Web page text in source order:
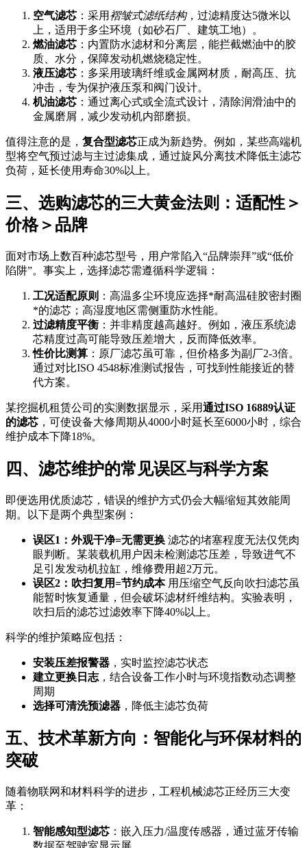
空气滤芯 ：采用 褶皱式滤纸结构，过滤精度达5微米以
上，适用于多尘环境（如砂石厂、建筑工地）。
燃油滤芯 ：内置防水滤材和分离层，能拦截燃油中的胶
质、水分，保障发动机燃烧稳定性。
液压滤芯 ：多采用玻璃纤维或金属网材质，耐高压、抗
冲击，专为保护液压泵和阀门设计。
机油滤芯 ：通过离心式或全流式设计，清除润滑油中的
金属磨屑，减少发动机内部磨损。
值得注意的是， 复合型滤芯正成为新趋势。例如，某些高端机
型将空气预过滤与主过滤集成，通过旋风分离技术降低主滤芯
负荷，延长使用寿命30%以上。
三、选购滤芯的三大黄金法则：适配性＞
价格＞品牌
面对市场上数百种滤芯型号，用户常陷入“品牌崇拜”或“低价
陷阱”。事实上，选择滤芯需遵循科学逻辑：
工况适配原则 ：高温多尘环境应选择*耐高温硅胶密封圈
*的滤芯；高湿度地区需侧重防水性能。
过滤精度平衡 ：并非精度越高越好。例如，液压系统滤
芯精度过高可能导致压差增大，反而降低效率。
性价比测算 ：原厂滤芯虽可靠，但价格多为副厂2-3倍。
通过对比ISO 4548标准测试报告，可找到性能接近的替
代方案。
某挖掘机租赁公司的实测数据显示，采用通过ISO 16889认证
的滤芯 ，可使设备大修周期从4000小时延长至6000小时，综合
维护成本下降18%。
四、滤芯维护的常见误区与科学方案
即便选用优质滤芯，错误的维护方式仍会大幅缩短其效能周
期。以下是两个典型案例：
误区1：外观干净=无需更换 滤芯的堵塞程度无法仅凭肉
眼判断。某装载机用户因未检测滤芯压差，导致进气不
足引发发动机拉缸，维修费用超2万元。
误区2：吹扫复用=节约成本用压缩空气反向吹扫滤芯虽
能暂时恢复通量，但会破坏滤材纤维结构。实验表明，
吹扫后的滤芯过滤效率下降40%以上。
科学的维护策略应包括：
安装压差报警器 ，实时监控滤芯状态
建立更换日志 ，结合设备工作小时与环境指数动态调整
周期
选择可清洗预滤器 ，降低主滤芯负荷
五、技术革新方向：智能化与环保材料的
突破
随着物联网和材料科学的进步，工程机械滤芯正经历三大变
革：
智能感知型滤芯 ：嵌入压力/温度传感器，通过蓝牙传输
数据至驾驶室显示屏。